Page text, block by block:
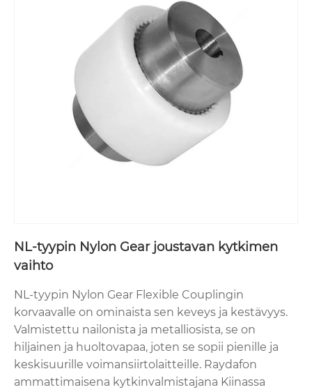
NL-tyypin Nylon Gear joustavan kytkimen
vaihto
NL-tyypin Nylon Gear Flexible Couplingin
korvaavalle on ominaista sen keveys ja kestävyys.
Valmistettu nailonista ja metalliosista, se on
hiljainen ja huoltovapaa, joten se sopii pienille ja
keskisuurille voimansiirtolaitteille. Raydafon
ammattimaisena kytkinvalmistajana Kiinassa